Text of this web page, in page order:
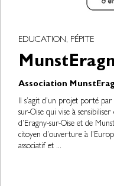
EDUCATION, PÉPITE
Association
Il s’agit d’un projet porté par
sur-Oise qui vise à
d’Eragny-sur-Oise et de
citoyen d’ouverture à
associatif et ...